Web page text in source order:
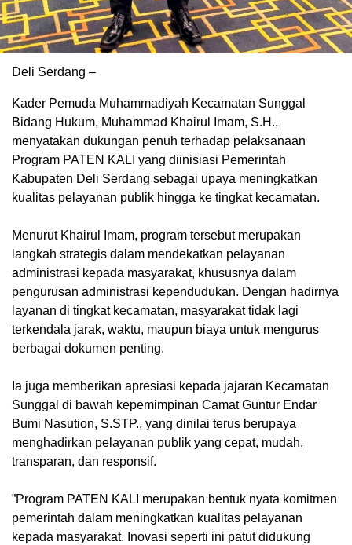
Deli Serdang –
Kader Pemuda Muhammadiyah Kecamatan Sunggal
Bidang Hukum, Muhammad Khairul Imam, S.H.,
menyatakan dukungan penuh terhadap pelaksanaan
Program PATEN KALI yang diinisiasi Pemerintah
Kabupaten Deli Serdang sebagai upaya meningkatkan
kualitas pelayanan publik hingga ke tingkat kecamatan.
‎Menurut Khairul Imam, program tersebut merupakan
langkah strategis dalam mendekatkan pelayanan
administrasi kepada masyarakat, khususnya dalam
pengurusan administrasi kependudukan. Dengan hadirnya
layanan di tingkat kecamatan, masyarakat tidak lagi
terkendala jarak, waktu, maupun biaya untuk mengurus
berbagai dokumen penting.
‎Ia juga memberikan apresiasi kepada jajaran Kecamatan
Sunggal di bawah kepemimpinan Camat Guntur Endar
Bumi Nasution, S.STP., yang dinilai terus berupaya
menghadirkan pelayanan publik yang cepat, mudah,
transparan, dan responsif.
‎”Program PATEN KALI merupakan bentuk nyata komitmen
pemerintah dalam meningkatkan kualitas pelayanan
kepada masyarakat. Inovasi seperti ini patut didukung